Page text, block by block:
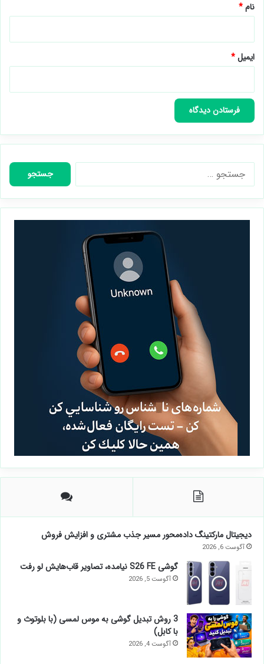
نام*
ایمیل*
جستجو
برای:
دیجیتال مارکتینگ داده‌محور مسیر جذب مشتری و افزایش فروش
آگوست 6, 2026
گوشی S26 FE نیامده، تصاویر قاب‌هایش لو رفت
آگوست 5, 2026
3 روش تبدیل گوشی به موس لمسی (با بلوتوث و
با کابل)
آگوست 4, 2026